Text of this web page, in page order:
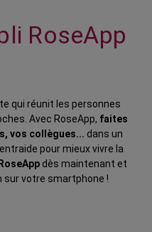
RoseApp
qui réunit les personnes
Avec RoseApp, faites
vos collègues... dans un
pour mieux vivre la
dès maintenant et
sur votre smartphone !